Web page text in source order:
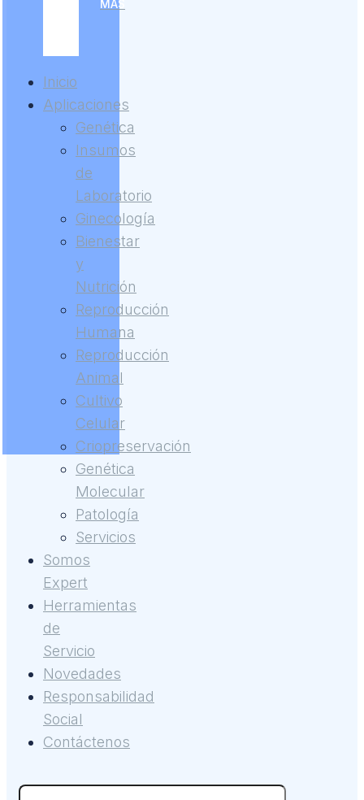
MÁS
Inicio
Aplicaciones
Genética
Insumos
de
Laboratorio
Ginecología
Bienestar
y
Nutrición
Reproducción
Humana
Reproducción
Animal
Cultivo
Celular
Criopreservación
Genética
Molecular
Patología
Servicios
Somos
Expert
Herramientas
de
Servicio
Novedades
Responsabilidad
Social
Contáctenos